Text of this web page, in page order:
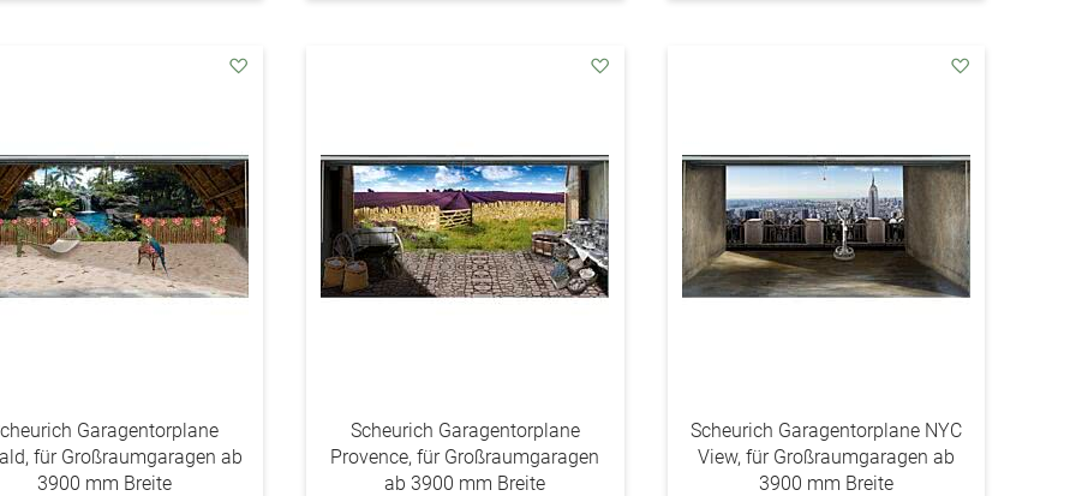
Garagentorplane
für Großraumgaragen ab
3900 mm Breite
Scheurich Garagentorplane
Provence, für Großraumgaragen
ab 3900 mm Breite
Scheurich Garagentorplane NYC
View, für Großraumgaragen ab
3900 mm Breite